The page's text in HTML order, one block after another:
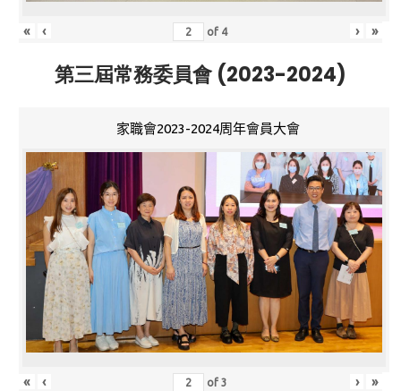
« ‹ of 4 › »
第三屆常務委員會 (2023-2024)
家職會2023-2024周年會員大會
« ‹ of3 › »